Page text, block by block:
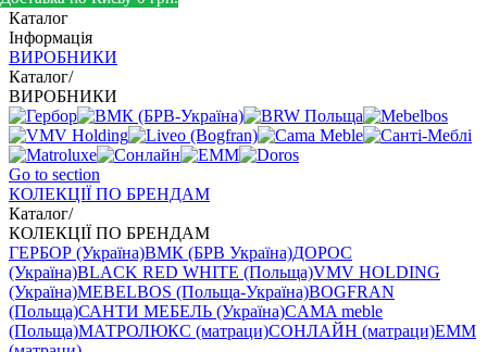
Каталог
Інформація
ВИРОБНИКИ
Каталог/
ВИРОБНИКИ
Go to section
КОЛЕКЦІЇ ПО БРЕНДАМ
Каталог/
КОЛЕКЦІЇ ПО БРЕНДАМ
ГЕРБОР (Україна)ВМК (БРВ Україна)ДОРОС
(Україна)BLACK RED WHITE (Польща)VMV HOLDING
(Україна)MEBELBOS (Польща-Україна)BOGFRAN
(Польща)САНТИ МЕБЕЛЬ (Україна)CAMA meble
(Польща)МАТРОЛЮКС (матраци)СОНЛАЙН (матраци)EMM